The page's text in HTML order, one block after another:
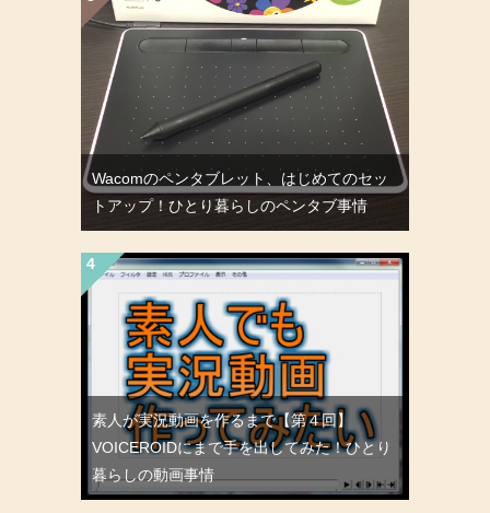
Wacomのペンタブレット、はじめてのセッ
トアップ！ひとり暮らしのペンタブ事情
素人が実況動画を作るまで【第４回】
VOICEROIDにまで手を出してみた！ひとり
暮らしの動画事情